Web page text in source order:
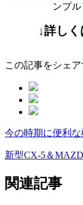
ンプ
↓詳し
この記事をシェア
ペ
ー
ジ
ネ
今の時期に便利
新型CX-5＆
関連記事